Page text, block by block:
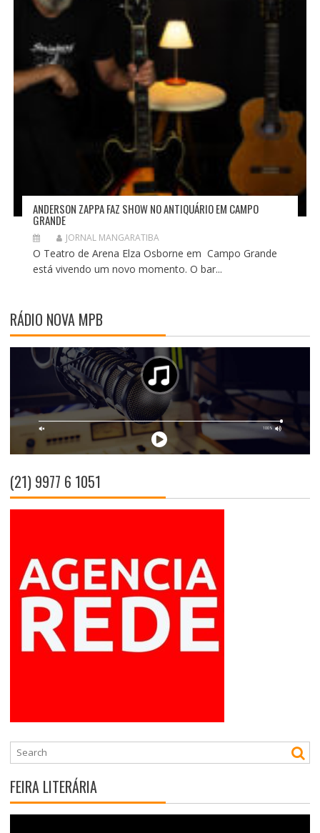
ANDERSON ZAPPA FAZ SHOW NO ANTIQUÁRIO EM CAMPO
GRANDE
JORNAL MANGARATIBA
O Teatro de Arena Elza Osborne em Campo Grande
está vivendo um novo momento. O bar...
RÁDIO NOVA MPB
(21) 9977 6 1051
FEIRA LITERÁRIA